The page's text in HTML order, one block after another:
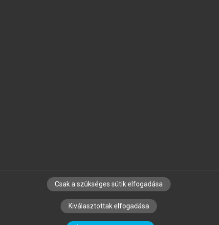
SZERZŐKNEK CÉGEKNEK KÖNYVTÁROSOKNAK
SZERKESZTÉSI ÉS LEKTORÁLÁSI ALAPELVEK
Csak a szükséges sütik elfogadása
Kiválasztottak elfogadása